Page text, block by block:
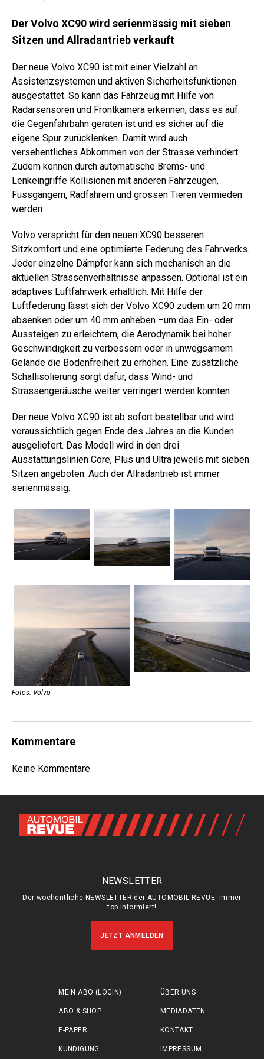
Der Volvo XC90 wird serienmässig mit sieben
Sitzen und Allradantrieb verkauft
Der neue Volvo XC90 ist mit einer Vielzahl an
Assistenzsystemen und aktiven Sicherheitsfunktionen
ausgestattet. So kann das Fahrzeug mit Hilfe von
Radarsensoren und Frontkamera erkennen, dass es auf
die Gegenfahrbahn geraten ist und es sicher auf die
eigene Spur zurücklenken. Damit wird auch
versehentliches Abkommen von der Strasse verhindert.
Zudem können durch automatische Brems- und
Lenkeingriffe Kollisionen mit anderen Fahrzeugen,
Fussgängern, Radfahrern und grossen Tieren vermieden
werden.
Volvo verspricht für den neuen XC90 besseren
Sitzkomfort und eine optimierte Federung des Fahrwerks.
Jeder einzelne Dämpfer kann sich mechanisch an die
aktuellen Strassenverhältnisse anpassen. Optional ist ein
adaptives Luftfahrwerk erhältlich. Mit Hilfe der
Luftfederung lässt sich der Volvo XC90 zudem um 20 mm
absenken oder um 40 mm anheben –um das Ein- oder
Aussteigen zu erleichtern, die Aerodynamik bei hoher
Geschwindigkeit zu verbessern oder in unwegsamem
Gelände die Bodenfreiheit zu erhöhen. Eine zusätzliche
Schallisolierung sorgt dafür, dass Wind- und
Strassengeräusche weiter verringert werden konnten.
Der neue Volvo XC90 ist ab sofort bestellbar und wird
voraussichtlich gegen Ende des Jahres an die Kunden
ausgeliefert. Das Modell wird in den drei
Ausstattungslinien Core, Plus und Ultra jeweils mit sieben
Sitzen angeboten. Auch der Allradantrieb ist immer
serienmässig.
Fotos: Volvo
Kommentare
Keine Kommentare
NEWSLETTER
Der wöchentliche NEWSLETTER der AUTOMOBIL REVUE: Immer
top informiert!
JETZT ANMELDEN
MEIN ABO (LOGIN)
ABO & SHOP
E-PAPER
KÜNDIGUNG
ÜBER UNS
MEDIADATEN
KONTAKT
IMPRESSUM